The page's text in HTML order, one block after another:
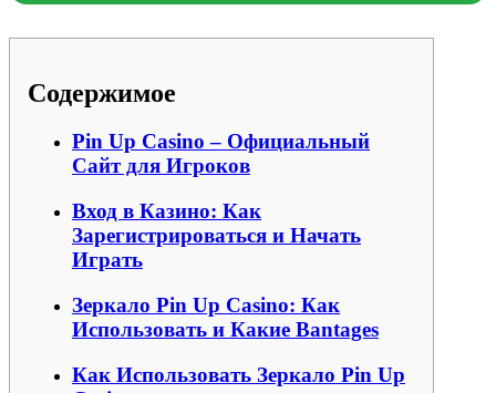
Содержимое
Pin Up Casino – Официальный
Сайт для Игроков
Вход в Казино: Как
Зарегистрироваться и Начать
Играть
Зеркало Pin Up Casino: Как
Использовать и Какие Вantages
Как Использовать Зеркало Pin Up